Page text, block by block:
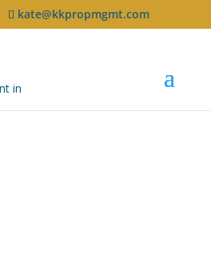
kate@kkpropmgmt.com